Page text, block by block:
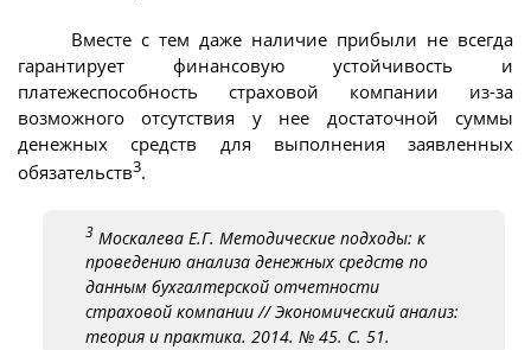
Вместе с тем даже наличие прибыли не всегда
гарантирует финансовую устойчивость и
платежеспособность страховой компании из-за
возможного отсутствия у нее достаточной суммы
денежных средств для выполнения заявленных
обязательств3.
3 Москалева Е.Г. Методические подходы: к
проведению анализа денежных средств по
данным бухгалтерской отчетности
страховой компании // Экономический анализ:
теория и практика. 2014. № 45. С. 51.